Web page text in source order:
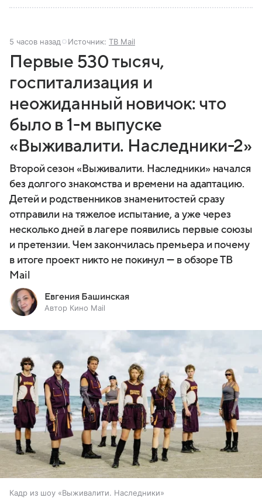
5 часов назад Источник: ТВ Mail
Первые 530 тысяч,
госпитализация и
неожиданный новичок: что
было в 1-м выпуске
«Выживалити. Наследники-2»
Второй сезон «Выживалити. Наследники» начался
без долгого знакомства и времени на адаптацию.
Детей и родственников знаменитостей сразу
отправили на тяжелое испытание, а уже через
несколько дней в лагере появились первые союзы
и претензии. Чем закончилась премьера и почему
в итоге проект никто не покинул — в обзоре ТВ
Mail
Евгения Башинская
Автор Кино Mail
Кадр из шоу «Выживалити. Наследники»